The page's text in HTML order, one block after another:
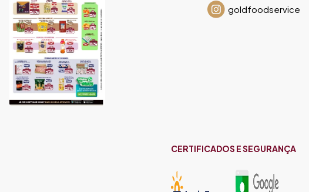
goldfoodservice
CERTIFICADOS E SEGURANÇA